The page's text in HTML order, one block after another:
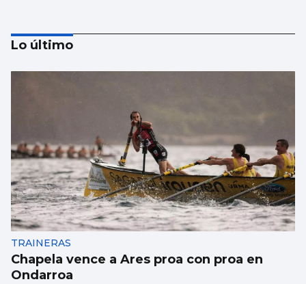
Japón recuerda Hiroshima y reabre el
debate antinuclear
Lo último
TRAINERAS
Chapela vence a Ares proa con proa en
Ondarroa